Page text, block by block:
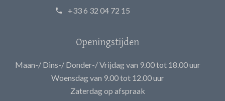
+33 6 32 04 72 15
Openingstijden
Maan-/ Dins-/ Donder-/ Vrijdag van 9.00 tot 18.00 uur
Woensdag van 9.00 tot 12.00 uur
Zaterdag op afspraak